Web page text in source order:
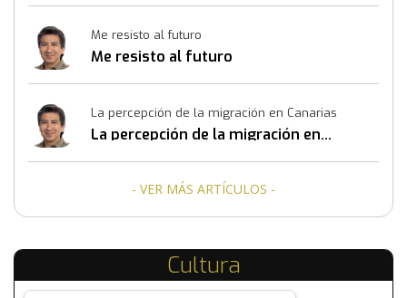
Me resisto al futuro
Me resisto al futuro
La percepción de la migración en Canarias
La percepción de la migración en
- VER MÁS ARTÍCULOS -
Cultura